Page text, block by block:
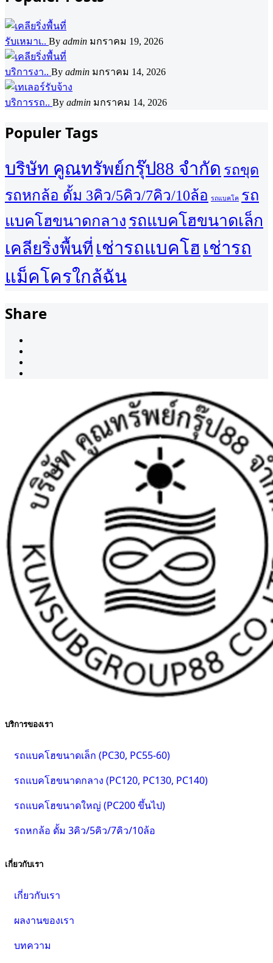
รับเหมาเ.. By admin มกราคม 19, 2026
บริการงา.. By admin มกราคม 14, 2026
บริการรถ.. By admin มกราคม 14, 2026
Populer Tags
บริษัท คูณทรัพย์กรุ๊ป88 จำกัด รถขุด
รถหกล้อ ดั้ม 3คิว/5คิว/7คิว/10ล้อ รถแบคโค รถ
แบคโฮขนาดกลาง รถแบคโฮขนาดเล็ก
เคลียริ่งพื้นที่ เช่ารถแบคโฮ เช่ารถ
แม็คโครใกล้ฉัน
Share
บริการของเรา
รถแบคโฮขนาดเล็ก (PC30, PC55-60)
รถแบคโฮขนาดกลาง (PC120, PC130, PC140)
รถแบคโฮขนาดใหญ่ (PC200 ขึ้นไป)
รถหกล้อ ดั้ม 3คิว/5คิว/7คิว/10ล้อ
เกี่ยวกับเรา
เกี่ยวกับเรา
ผลงานของเรา
บทความ